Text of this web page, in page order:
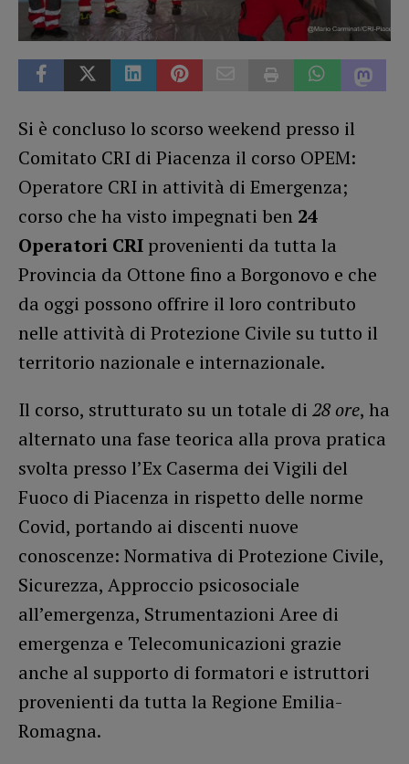
Si è concluso lo scorso weekend presso il
Comitato CRI di Piacenza il corso OPEM:
Operatore CRI in attività di Emergenza;
corso che ha visto impegnati ben 24
Operatori CRI provenienti da tutta la
Provincia da Ottone fino a Borgonovo e che
da oggi possono offrire il loro contributo
nelle attività di Protezione Civile su tutto il
territorio nazionale e internazionale.
Il corso, strutturato su un totale di 28 ore, ha
alternato una fase teorica alla prova pratica
svolta presso l’Ex Caserma dei Vigili del
Fuoco di Piacenza in rispetto delle norme
Covid, portando ai discenti nuove
conoscenze: Normativa di Protezione Civile,
Sicurezza, Approccio psicosociale
all’emergenza, Strumentazioni Aree di
emergenza e Telecomunicazioni grazie
anche al supporto di formatori e istruttori
provenienti da tutta la Regione Emilia-
Romagna.